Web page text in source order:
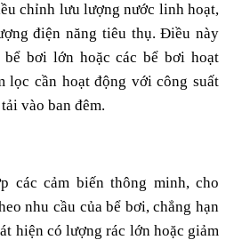
chỉnh lưu lượng nước linh hoạt,
điện năng tiêu thụ. Điều này
bơi lớn hoặc các bể bơi hoạt
lọc cần hoạt động với công suất
vào ban đêm.
các cảm biến thông minh, cho
nhu cầu của bể bơi, chẳng hạn
hiện có lượng rác lớn hoặc giảm